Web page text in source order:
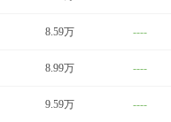
8.59万 ----
8.99万 ----
9.59万 ----